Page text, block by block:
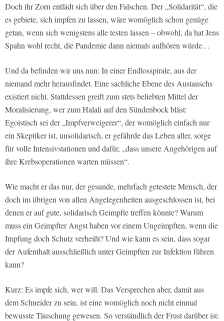
Doch ihr Zorn entlädt sich über den Falschen. Der „Solidarität“, die
es gebiete, sich impfen zu lassen, wäre womöglich schon genüge
getan, wenn sich wenigstens alle testen lassen – obwohl, da hat Jens
Spahn wohl recht, die Pandemie dann niemals aufhören würde…
Und da befinden wir uns nun: In einer Endlosspirale, aus der
niemand mehr herausfindet. Eine sachliche Ebene des Austauschs
existiert nicht. Stattdessen greift zum stets beliebten Mittel der
Moralisierung, wer zum Halali auf den Sündenbock bläst:
Egoistisch sei der „Impfverweigerer“, der womöglich einfach nur
ein Skeptiker ist, unsolidarisch, er gefährde das Leben aller, sorge
für volle Intensivstationen und dafür, „dass unsere Angehörigen auf
ihre Krebsoperationen warten müssen“.
Wie macht er das nur, der gesunde, mehrfach getestete Mensch, der
doch im übrigen von allen Angelegenheiten ausgeschlossen ist, bei
denen er auf gute, solidarisch Geimpfte treffen könnte? Warum
muss ein Geimpfter Angst haben vor einem Ungeimpften, wenn die
Impfung doch Schutz verheißt? Und wie kann es sein, dass sogar
der Aufenthalt ausschließlich unter Geimpften zur Infektion führen
kann?
Kurz: Es impfe sich, wer will. Das Versprechen aber, damit aus
dem Schneider zu sein, ist eine womöglich noch nicht einmal
bewusste Täuschung gewesen. So verständlich der Frust darüber ist: